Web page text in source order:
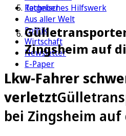
Ratgeber
Aus aller Welt
Politik
Wirtschaft
Newsletter
E-Paper
Technisches Hilfswerk
Zingsheim auf
Lkw-Fahrer
verletzt
bei Zingsheim auf